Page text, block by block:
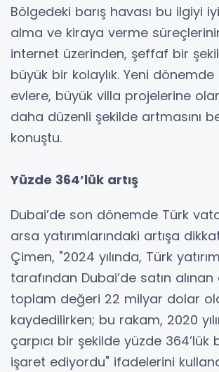
Bölgedeki barış havası bu ilgiyi
alma ve kiraya verme
internet üzerinden, şeffaf bir
büyük bir kolaylık. Yeni dönemde
evlere, büyük villa projelerine
daha düzenli şekilde artmasını
konuştu.
Yüzde 364’lük artış
Dubai’de son dönemde Türk
arsa yatırımlarındaki artışa
Çimen, "2024 yılında, Türk
tarafından Dubai’de satın alınan
toplam değeri 22 milyar dolar
kaydedilirken; bu rakam, 2020
çarpıcı bir şekilde yüzde 364’lük
işaret ediyordu" ifadelerini